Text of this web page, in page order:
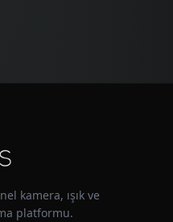
kamera, ışık ve
platformu.